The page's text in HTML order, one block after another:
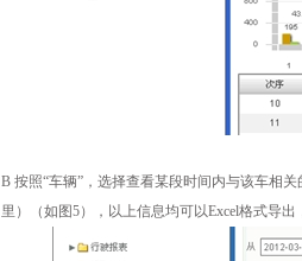
B 按照“车辆”，选择查看某段时间内与该车相
里）（如图5），以上信息均可以Excel格式导出